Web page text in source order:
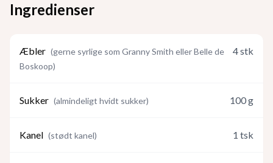
Ingredienser
Æbler (gerne syrlige som Granny Smith eller Belle de
Boskoop)
4stk
Sukker (almindeligt hvidt sukker) 100g
Kanel (stødt kanel) 1 tsk